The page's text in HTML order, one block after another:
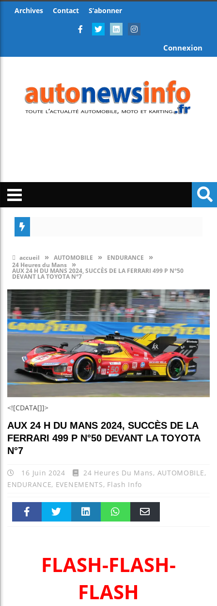
Archives Contact S’abonner
Connexion
accueil » AUTOMOBILE » ENDURANCE »
24 Heures du Mans »
AUX 24 H DU MANS 2024, SUCCÈS DE LA FERRARI 499 P N°50
DEVANT LA TOYOTA N°7
<![CDATA[]]>
AUX 24 H DU MANS 2024, SUCCÈS DE LA
FERRARI 499 P N°50 DEVANT LA TOYOTA
N°7
16 Juin 2024 24 Heures Du Mans, AUTOMOBILE,
ENDURANCE, EVENEMENTS, Flash Info
FLASH-FLASH-
FLASH